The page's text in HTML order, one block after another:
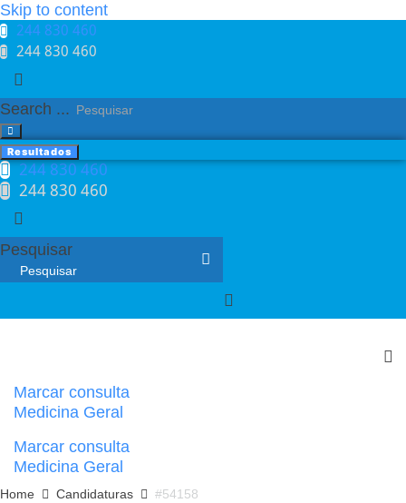
Skip to content
244 830 460​
244 830 460​
Search ...
Resultados
244 830 460​
244 830 460​
Pesquisar
Marcar consulta
Medicina Geral
Marcar consulta
Medicina Geral
Home Candidaturas #54158